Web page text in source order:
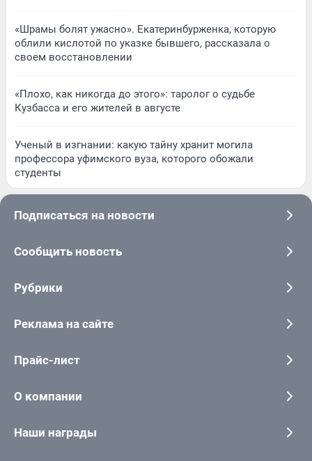
«Шрамы болят ужасно». Екатеринбурженка, которую
облили кислотой по указке бывшего, рассказала о
своем восстановлении
«Плохо, как никогда до этого»: таролог о судьбе
Кузбасса и его жителей в августе
Ученый в изгнании: какую тайну хранит могила
профессора уфимского вуза, которого обожали
студенты
Подписаться на новости
Сообщить новость
Рубрики
Реклама на сайте
Прайс-лист
О компании
Наши награды